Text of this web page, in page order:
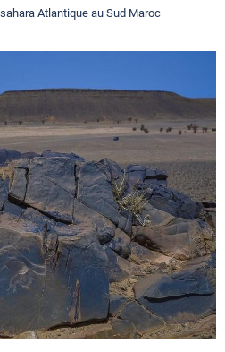
Atlantique au Sud Maroc